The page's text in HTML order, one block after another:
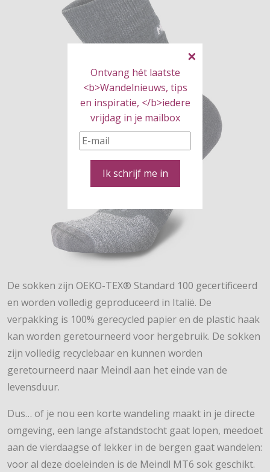
Ontvang hét laatste
<b>Wandelnieuws, tips
en inspiratie, </b>iedere
vrijdag in je mailbox
Ik schrijf me in
De sokken zijn OEKO-TEX® Standard 100 gecertificeerd
en worden volledig geproduceerd in Italië. De
verpakking is 100% gerecycled papier en de plastic haak
kan worden geretourneerd voor hergebruik. De sokken
zijn volledig recyclebaar en kunnen worden
geretourneerd naar Meindl aan het einde van de
levensduur.
Dus… of je nou een korte wandeling maakt in je directe
omgeving, een lange afstandstocht gaat lopen, meedoet
aan de vierdaagse of lekker in de bergen gaat wandelen:
voor al deze doeleinden is de Meindl MT6 sok geschikt.